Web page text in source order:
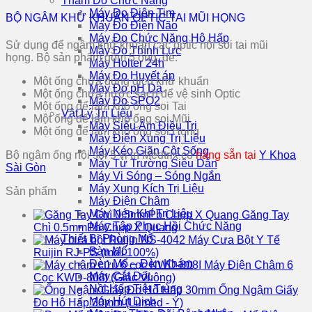
Máy Đo Điện Tim
Máy Đo Điện Não
Máy Đo Chức Năng Hô Hấp
Máy Đo Thính Lực
Máy Holter 24h
Máy Đo Huyết áp
Máy Đo pH Da
Máy Đo SPO2
Vật Lý Trị Liệu
Máy Siêu Âm Điều Trị
Máy Điện Xung Trị Liệu
Máy Kéo Giãn Cột Sống
Máy Từ Trường Siêu Dẫn
Máy Vi Sóng – Sóng Ngắn
Máy Xung Kích Trị Liệu
Máy Điện Châm
Máy Nén Khí Trị Liệu
Máy Tập Phục Hồi Chức Năng
Thiết Bị Phòng Mổ
Bàn Mổ
Đèn Mổ – Đèn Khám
Máy Cắt Đốt
Nồi Hấp Tiệt Trùng
Máy Hút Dịch
BỘ NGÂM KHỬ KHUẨN OPTIC TAI MŨI HỌNG
Sử dụng để ngâm khử khuẩn các optic nội soi tai mũi
họng. Bộ sản phẩm gồm 5 ống, để:
Một ống chứa dụng dịch khử khuẩn
Một ống chứa nước sạch để vệ sinh Optic
Một ống để làm khô ống soi Tai
Một ống để làm khô ống soi Mũi
Một ống để làm khô ống soi Họng
Bộ ngâm ống nội soi 5 vị trí Medtrix cóhàng sẵn tại Y Khoa
Sài Gòn
Sản phẩm
Găng Tay
Chì 0.5mmPb Chụp X Quang
Máy Cưa Bột Y Tế
Ruijin RJ-PS (mới 100%)
Máy Điện Châm 6
Cọc KWD-808I (Giắc Vuông)
Ống Ngậm Giấy
Đo Hô Hấp 30mm (Lumed - Ý)